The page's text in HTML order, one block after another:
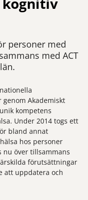
personer med
med ACT
Akademiskt
kompetens
Under 2014 togs ett
bland annat
hos personer
nu över tillsammans
förutsättningar
att uppdatera och